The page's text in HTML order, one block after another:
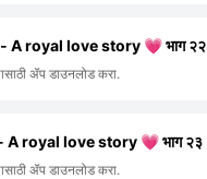
- A royal love story 💗 भाग २२
ॲप डाउनलोड करा.
A royal love story 💗 भाग २३
ॲप डाउनलोड करा.